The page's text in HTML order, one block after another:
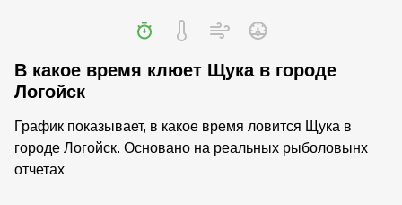
В какое время клюет Щука в городе
Логойск
График показывает, в какое время ловится Щука в
городе Логойск. Основано на реальных рыболовынх
отчетах